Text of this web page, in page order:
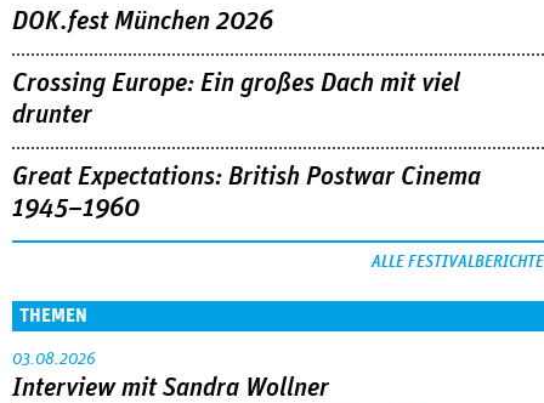
DOK.fest München 2026
Crossing Europe: Ein großes Dach mit viel
drunter
Great Expectations: British Postwar Cinema
1945–1960
ALLE FESTIVALBERICHTE
THEMEN
03.08.2026
Interview mit Sandra Wollner